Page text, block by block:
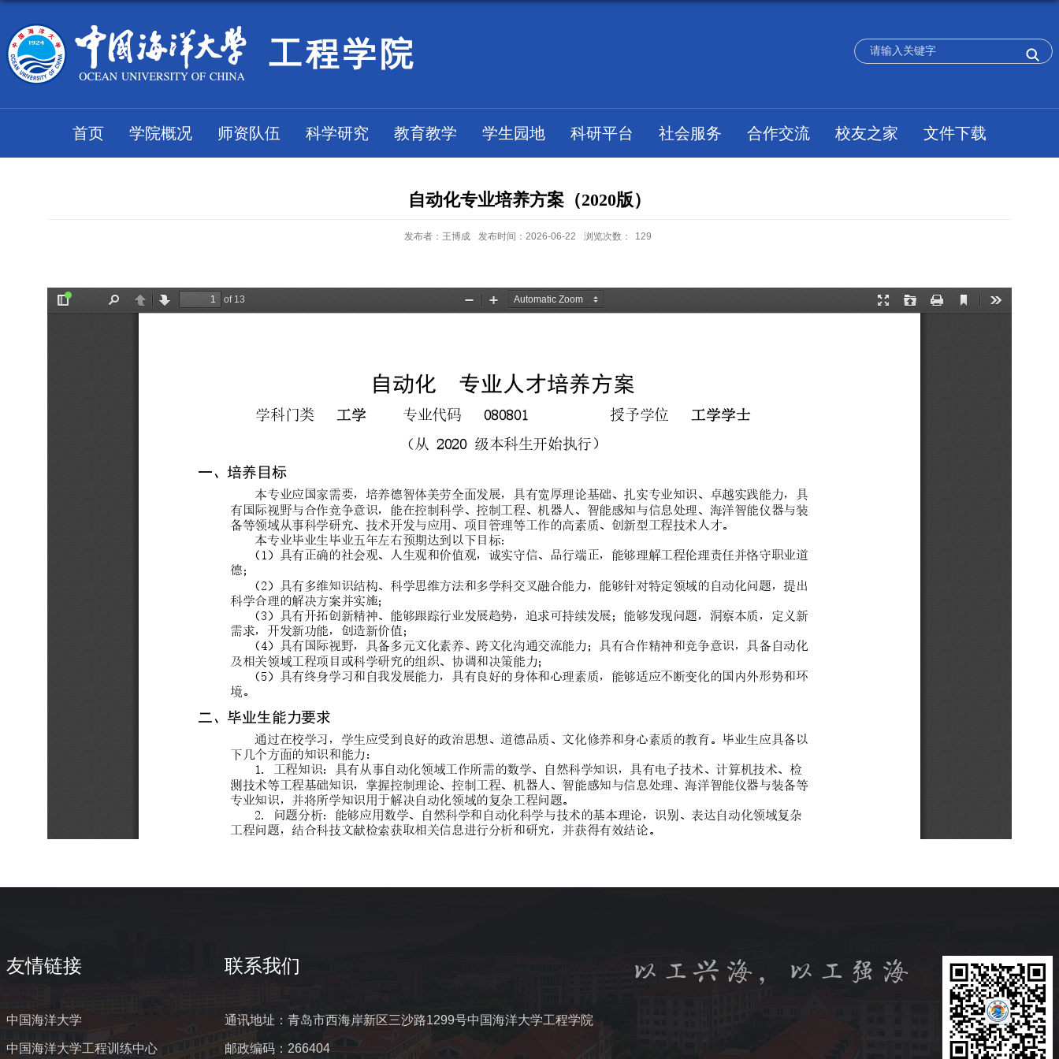
工程学院
首页 学院概况 师资队伍 科学研究 教育教学 学生园地 科研平台 社会服务 合作交流 校友之家 文件下载
自动化专业培养方案（2020版）
发布者：王博成 发布时间：2026-06-22 浏览次数： 129
友情链接
中国海洋大学
中国海洋大学工程训练中心
联系我们
通讯地址：青岛市西海岸新区三沙路1299号中国海洋大学工程学院
邮政编码：266404